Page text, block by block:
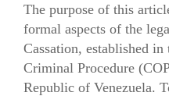
The purpose of this
formal aspects of the
Cassation, established
Criminal Procedure
Republic of Venezuela.